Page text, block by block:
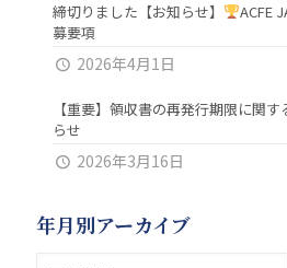
締切りました【お知らせ】 ACFE
募要項
2026年4月1日
【重要】領収書の再発行期限に関
らせ
2026年3月16日
年月別アーカイブ